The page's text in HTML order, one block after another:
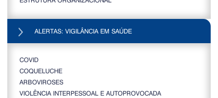
ALERTAS: VIGILÂNCIA EM SAÚDE
COVID
COQUELUCHE
ARBOVIROSES
VIOLÊNCIA INTERPESSOAL E AUTOPROVOCADA